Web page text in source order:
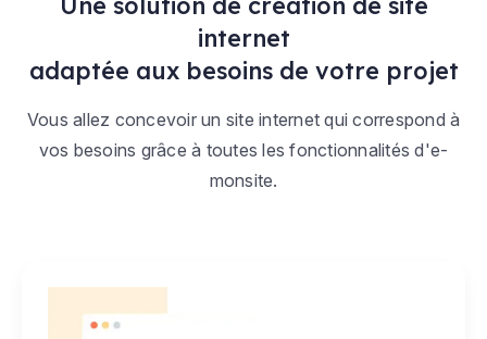
internet
adaptée aux besoins de votre projet
Vous allez concevoir un site internet qui correspond à
vos besoins grâce à toutes les fonctionnalités d'e-
monsite.